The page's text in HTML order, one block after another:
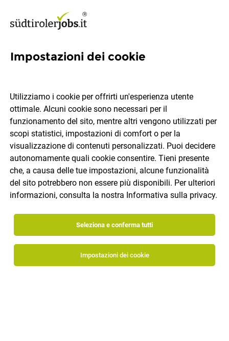
Tirocinante (m/f/d)
Hotel Pragser Wildsee
Braies Tirocinio 19.07.2026 IT
Impostazioni dei cookie
Utilizziamo i cookie per offrirti un'esperienza utente
ottimale. Alcuni cookie sono necessari per il
funzionamento del sito, mentre altri vengono utilizzati per
scopi statistici, impostazioni di comfort o per la
visualizzazione di contenuti personalizzati. Puoi decidere
autonomamente quali cookie consentire. Tieni presente
che, a causa delle tue impostazioni, alcune funzionalità
del sito potrebbero non essere più disponibili. Per ulteriori
informazioni, consulta la nostra Informativa sulla privacy.
Seleziona e conferma tutti
Impostazioni dei cookie